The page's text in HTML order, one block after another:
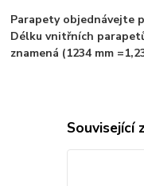
Parapety objednávejte
Délku vnitřních
znamená (1234 mm
Související